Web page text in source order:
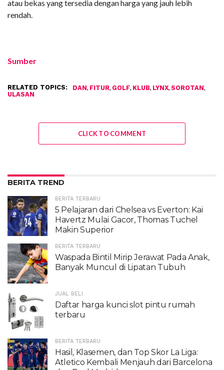
atau bekas yang tersedia dengan harga yang jauh lebih
rendah.
Sumber
RELATED TOPICS: DAN, FITUR, GOLF, KLUB, LYNX, SOROTAN,
ULASAN
CLICK TO COMMENT
BERITA TREND
BERITA TERBARU
5 Pelajaran dari Chelsea vs Everton: Kai
Havertz Mulai Gacor, Thomas Tuchel
Makin Superior
BERITA TERBARU
Waspada Bintil Mirip Jerawat Pada Anak,
Banyak Muncul di Lipatan Tubuh
JUAL BELI
Daftar harga kunci slot pintu rumah
terbaru
BERITA TERBARU
Hasil, Klasemen, dan Top Skor La Liga:
Atletico Kembali Menjauh dari Barcelona